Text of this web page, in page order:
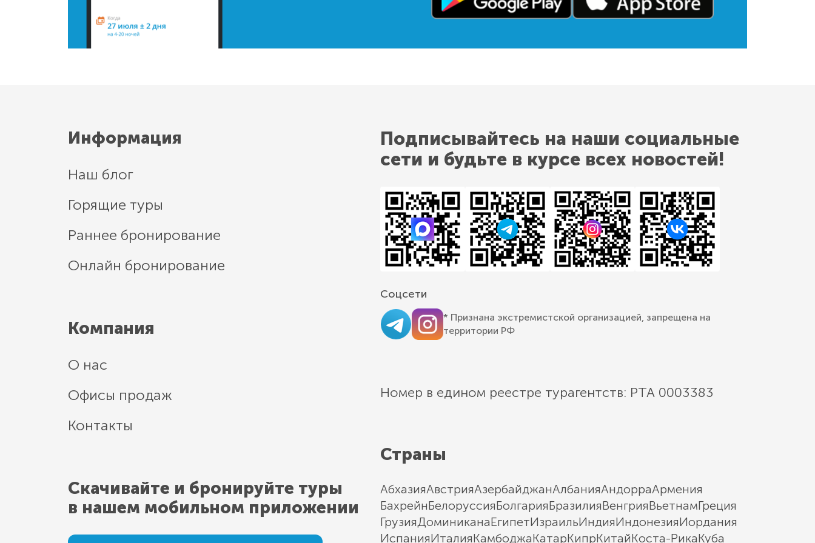
Информация
Наш блог
Горящие туры
Раннее бронирование
Онлайн бронирование
Компания
О нас
Офисы продаж
Контакты
Скачивайте и бронируйте туры
в нашем мобильном приложении
Подписывайтесь на наши социальные
сети и будьте в курсе всех новостей!
Соцсети
* Признана экстремистской организацией, запрещена на
территории РФ
Номер в едином реестре турагентств: РТА 0003383
Страны
АбхазияАвстрияАзербайджанАлбанияАндорраАрмения
БахрейнБелоруссияБолгарияБразилияВенгрияВьетнамГреция
ГрузияДоминиканаЕгипетИзраильИндияИндонезияИордания
ИспанияИталияКамбоджаКатарКипрКитайКоста-РикаКуба